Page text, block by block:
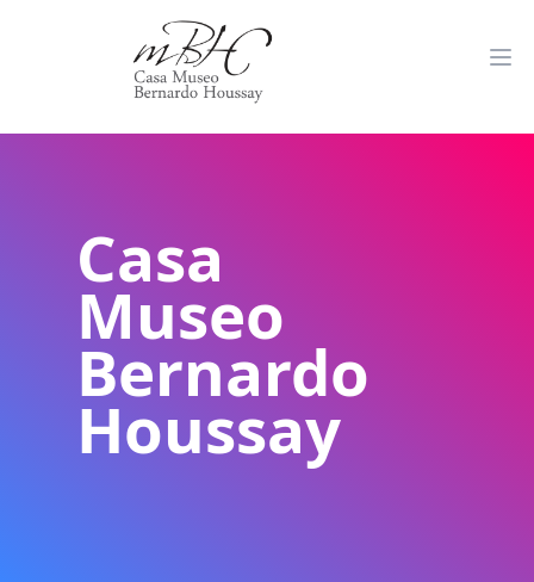
Casa
Museo
Bernardo
Houssay